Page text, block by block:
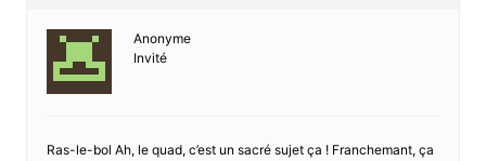
Anonyme
Invité
Ras-le-bol Ah, le quad, c’est un sacré sujet ça ! Franchemant, ça